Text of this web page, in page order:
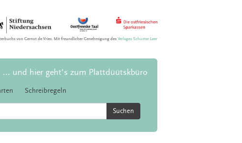
von Gernot de Vries. Mit freundlicher Genehmigung desVerlages Schuster Leer
... und hier geht's zum Plattdüütskbüro
Schreibregeln
Suchen